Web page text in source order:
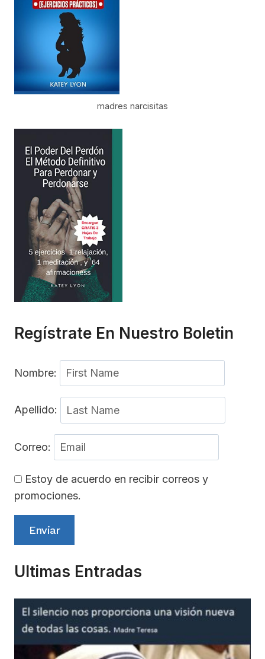
madres narcisitas
Regístrate En Nuestro Boletin
Nombre:
Apellido:
Correo:
Estoy de acuerdo en recibir correos y
promociones.
Enviar
Ultimas Entradas